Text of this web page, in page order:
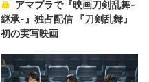
アマプラで『映画刀剣乱舞-
継承-』独占配信 『刀剣乱舞』
初の実写映画